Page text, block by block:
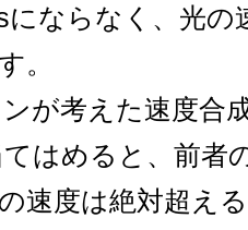
にならなく、光の
。
が考えた速度合
はめると、前者
速度は絶対超え